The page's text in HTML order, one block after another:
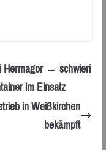
Hermagor → schwieri
im Einsatz
in Weißkirchen
bekämpft